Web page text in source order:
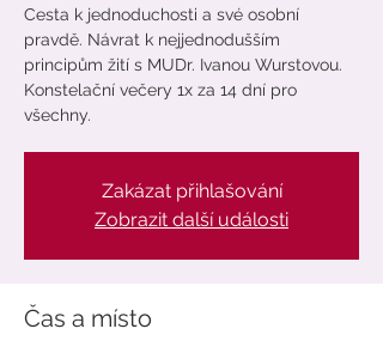
Cesta k jednoduchosti a své osobní
pravdě. Návrat k nejjednodušším
principům žití s MUDr. Ivanou Wurstovou.
Konstelační večery 1x za 14 dní pro
všechny.
Zakázat přihlašování
Zobrazit další události
Čas a místo